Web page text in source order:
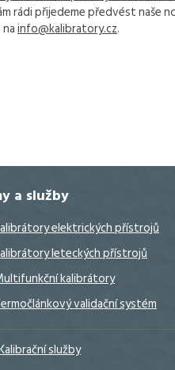
rádi přijedeme předvést naše
nainfo@kalibratory.cz.
a služby
elektrických přístrojů
leteckých přístrojů
kalibrátory
validační systém
služby